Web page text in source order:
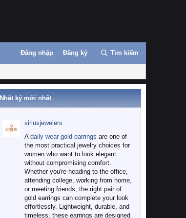
Đăng nhập Đăng ký Tìm kiếm
Nhật ký mới nhất
siriusjewelers
A daily wear gold earrings are one of
the most practical jewelry choices for
women who want to look elegant
without compromising comfort.
Whether you're heading to the office,
attending college, working from home,
or meeting friends, the right pair of
gold earrings can complete your look
effortlessly. Lightweight, durable, and
timeless, these earrings are designed